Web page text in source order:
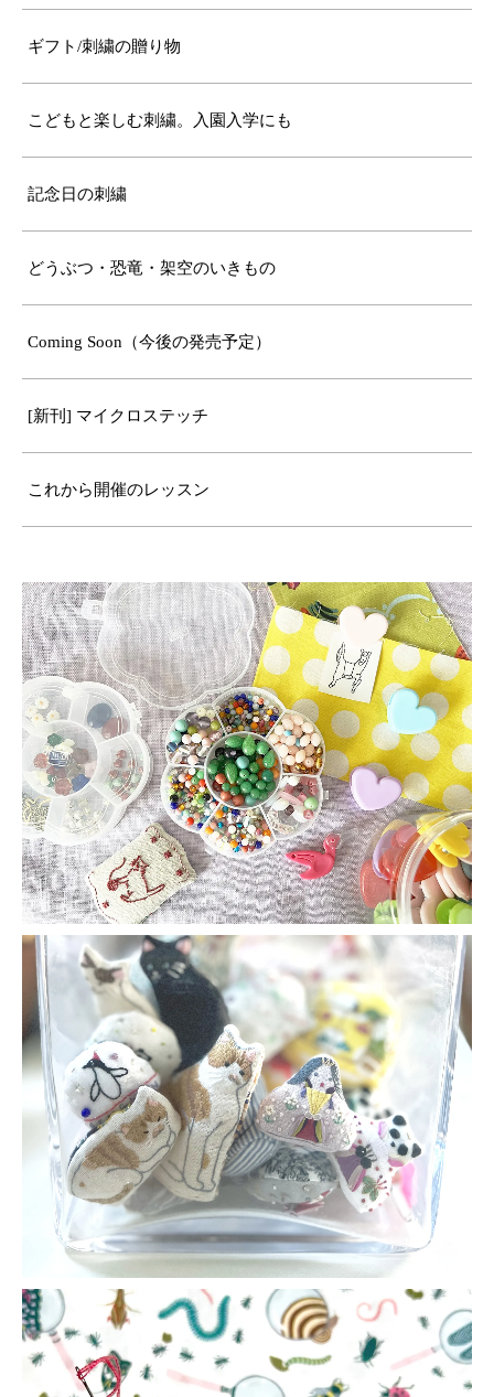
ギフト/刺繍の贈り物
こどもと楽しむ刺繍。入園入学にも
記念日の刺繍
どうぶつ・恐竜・架空のいきもの
Coming Soon（今後の発売予定）
[新刊] マイクロステッチ
これから開催のレッスン